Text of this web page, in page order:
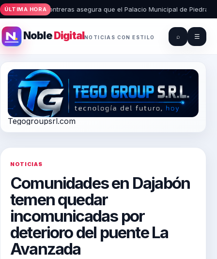
ÚLTIMA HORAContreras asegura que el Palacio Municipal de Piedra
NobleDigitalNOTICIAS CON ESTILO ⌕ ☰
Tegogroupsrl.com
NOTICIAS
Comunidades en Dajabón
temen quedar
incomunicadas por
deterioro del puente La
Avanzada